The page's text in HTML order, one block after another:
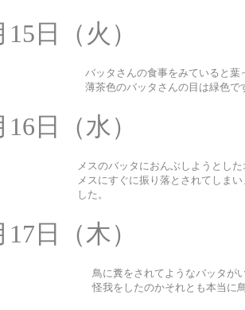
日（火）
バッタさんの食事をみていると
薄茶色のバッタさんの目は緑色で
日（水）
メスのバッタにおんぶしようとし
メスにすぐに振り落とされてしま
した。
日（木）
鳥に糞をされてようなバッタが
怪我をしたのかそれとも本当に